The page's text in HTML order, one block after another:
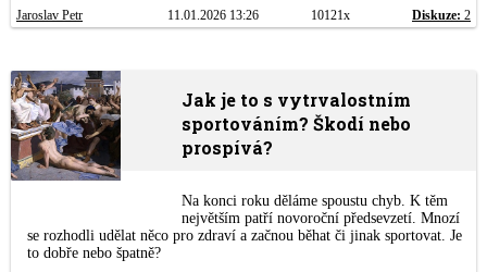
Jaroslav Petr 11.01.2026 13:26 10121x Diskuze: 2
Jak je to s vytrvalostním
sportováním? Škodí nebo
prospívá?
Na konci roku děláme spoustu chyb. K těm
největším patří novoroční předsevzetí. Mnozí
se rozhodli udělat něco pro zdraví a začnou běhat či jinak sportovat. Je
to dobře nebo špatně?